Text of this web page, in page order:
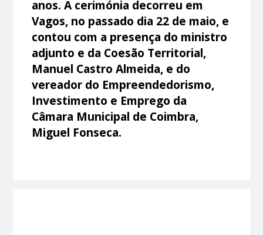
anos. A cerimónia decorreu em
Vagos, no passado dia 22 de maio, e
contou com a presença do ministro
adjunto e da Coesão Territorial,
Manuel Castro Almeida, e do
vereador do Empreendedorismo,
Investimento e Emprego da
Câmara Municipal de Coimbra,
Miguel Fonseca.